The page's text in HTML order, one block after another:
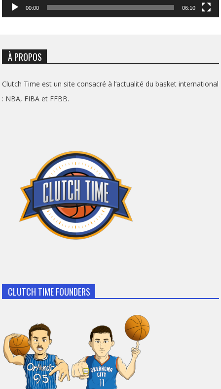
00:00 06:10
À PROPOS
Clutch Time est un site consacré à l’actualité du basket international
: NBA, FIBA et FFBB.
CLUTCH TIME FOUNDERS